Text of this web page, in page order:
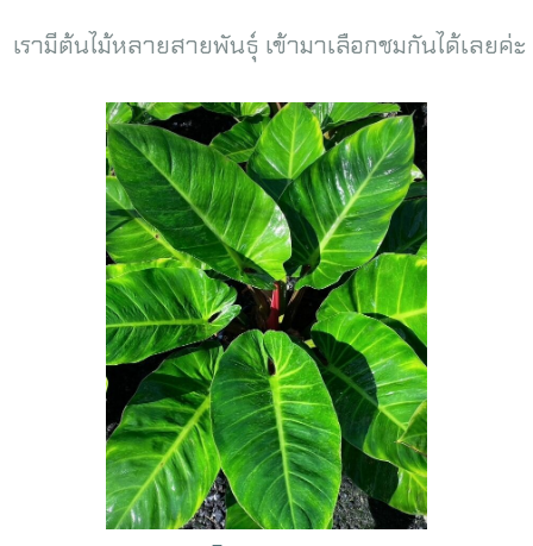
เรามีต้นไม้หลายสายพันธุ์ เข้ามาเลือกชมกันได้เลยค่ะ